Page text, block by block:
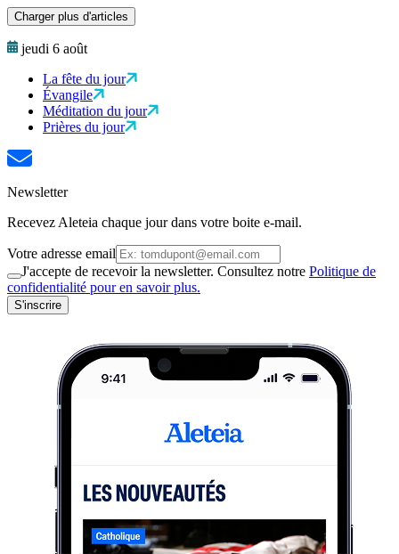
Charger plus d'articles
jeudi 6 août
La fête du jour
Évangile
Méditation du jour
Prières du jour
Newsletter
Recevez Aleteia chaque jour dans votre boite e-mail.
Votre adresse email
J'accepte de recevoir la newsletter. Consultez notre Politique de
confidentialité pour en savoir plus.
S'inscrire